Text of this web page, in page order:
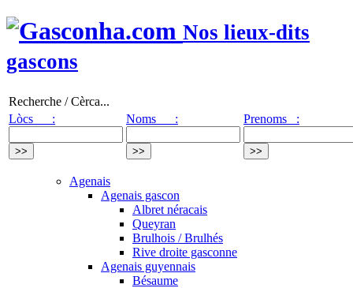
Nos lieux-dits
gascons
Recherche / Cèrca...
Lòcs :
Noms : Prenoms :
Agenais
Agenais gascon
Albret néracais
Queyran
Brulhois / Brulhés
Rive droite gasconne
Agenais guyennais
Bésaume